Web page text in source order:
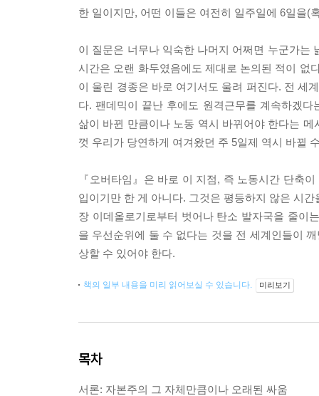
한 일이지만, 어떤 이들은 여전히 일주일에 6일을(
이 질문은 너무나 익숙한 나머지 어쩌면 누군가는
시간은 오랜 화두였음에도 제대로 논의된 적이 없
이 울린 경종은 바로 여기서도 울려 퍼진다. 전 세
다. 팬데믹이 끝난 후에도 원격근무를 계속하겠
삶이 바뀐 만큼이나 노동 역시 바뀌어야 한다는
껏 우리가 당연하게 여겨왔던 주 5일제 역시 바뀔
『오버타임』은 바로 이 지점, 즉 노동시간 단축
입이기만 한 게 아니다. 그것은 평등하지 않은 시
장 이데올로기로부터 벗어나 탄소 발자국을 줄이
을 우선순위에 둘 수 없다는 것을 전 세계인들이
상할 수 있어야 한다.
책의 일부 내용을 미리 읽어보실 수 있습니다. 미리보기
목차
서론: 자본주의 그 자체만큼이나 오래된 싸움